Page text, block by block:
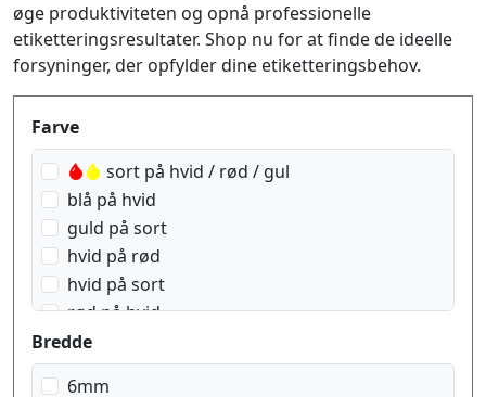
øge produktiviteten og opnå professionelle
etiketteringsresultater. Shop nu for at finde de ideelle
forsyninger, der opfylder dine etiketteringsbehov.
Produktfilter
Farve
sort på hvid / rød / gul
blå på hvid
guld på sort
hvid på rød
hvid på sort
rød på hvid
sort på blå
sort på gennemsigtig
Bredde
6mm